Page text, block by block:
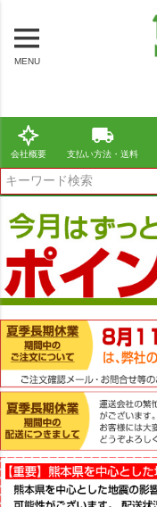
MENU
会社概要 支払い方法・送料